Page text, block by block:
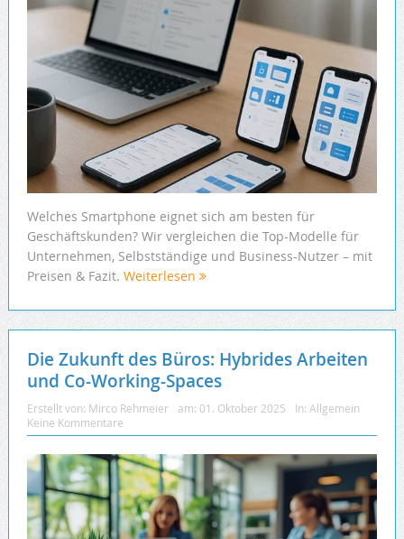
Welches Smartphone eignet sich am besten für
Geschäftskunden? Wir vergleichen die Top-Modelle für
Unternehmen, Selbstständige und Business-Nutzer – mit
Preisen & Fazit. Weiterlesen
Die Zukunft des Büros: Hybrides Arbeiten
und Co-Working-Spaces
Erstellt von: Mirco Rehmeier am: 01. Oktober 2025 In: Allgemein
Keine Kommentare